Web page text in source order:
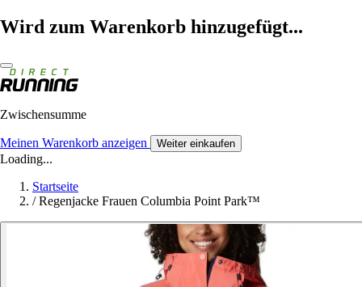
Wird zum Warenkorb hinzugefügt...
Zwischensumme
Meinen Warenkorb anzeigen Weiter einkaufen
Loading...
Startseite
/ Regenjacke Frauen Columbia Point Park™